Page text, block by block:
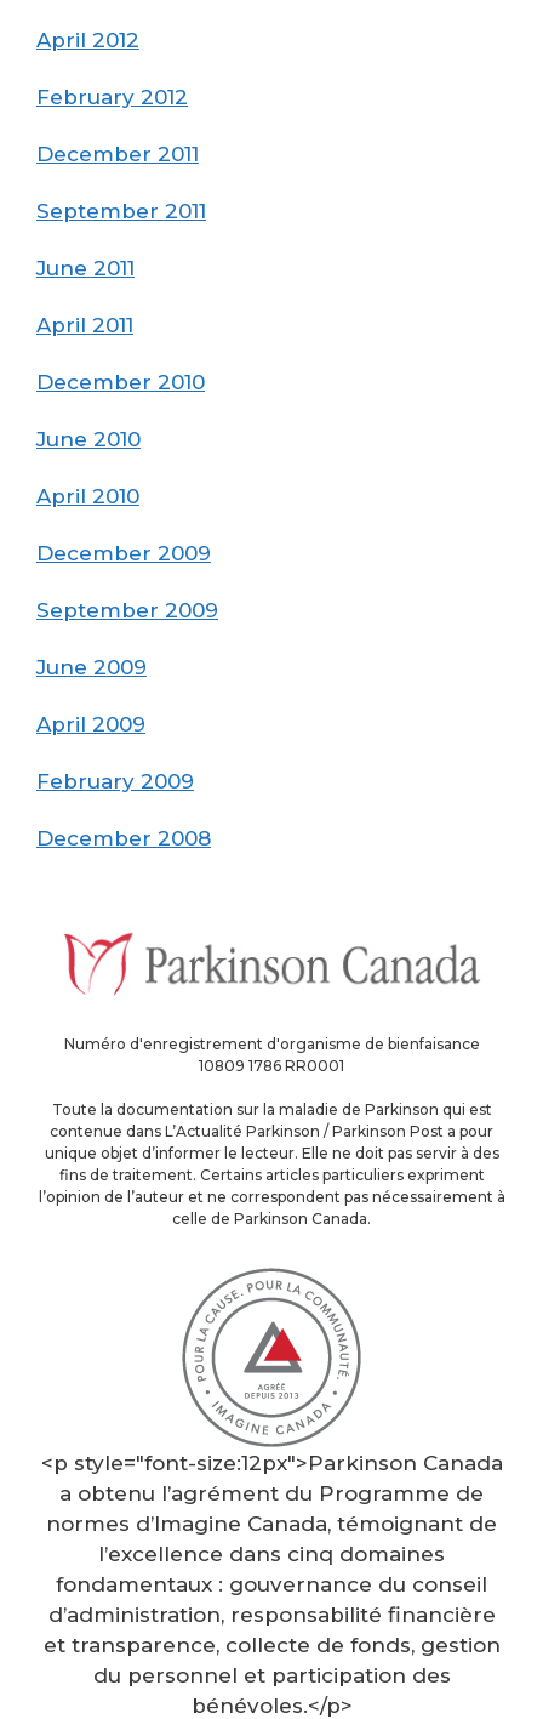
April 2012
February 2012
December 2011
September 2011
June 2011
April 2011
December 2010
June 2010
April 2010
December 2009
September 2009
June 2009
April 2009
February 2009
December 2008
Numéro d'enregistrement d'organisme de bienfaisance
10809 1786 RR0001
Toute la documentation sur la maladie de Parkinson qui est
contenue dans L’Actualité Parkinson / Parkinson Post a pour
unique objet d’informer le lecteur. Elle ne doit pas servir à des
fins de traitement. Certains articles particuliers expriment
l’opinion de l’auteur et ne correspondent pas nécessairement à
celle de Parkinson Canada.
<p style="font-size:12px">Parkinson Canada
a obtenu l’agrément du Programme de
normes d’Imagine Canada, témoignant de
l’excellence dans cinq domaines
fondamentaux : gouvernance du conseil
d’administration, responsabilité financière
et transparence, collecte de fonds, gestion
du personnel et participation des
bénévoles.</p>